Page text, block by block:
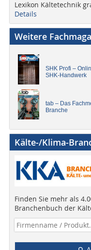
Lexikon Kältetechnik
Details
Weitere
SHK Profi –
SHK-Handwerk
tab – Das
Branche
Kälte-/Klima-
Finden Sie mehr als
Branchenbuch der